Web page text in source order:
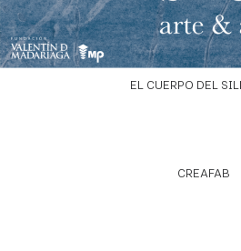
EL CUERPO DEL
CREAFAB